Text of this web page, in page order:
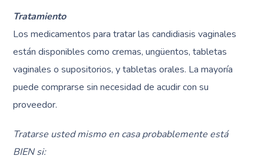
Tratamiento
Los medicamentos para tratar las candidiasis vaginales
están disponibles como cremas, ungüentos, tabletas
vaginales o supositorios, y tabletas orales. La mayoría
puede comprarse sin necesidad de acudir con su
proveedor.
Tratarse usted mismo en casa probablemente está
BIEN si: